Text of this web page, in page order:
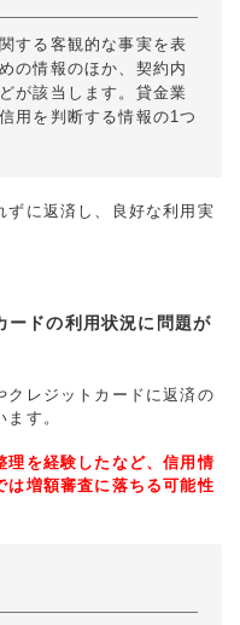
する客観的な事実を表
の情報のほか、契約内
が該当します。貸金業
用を判断する情報の1つ
ずに返済し、良好な利用実
ードの利用状況に問題が
クレジットカードに返済の
す。
理を経験したなど、信用情
は増額審査に落ちる可能性